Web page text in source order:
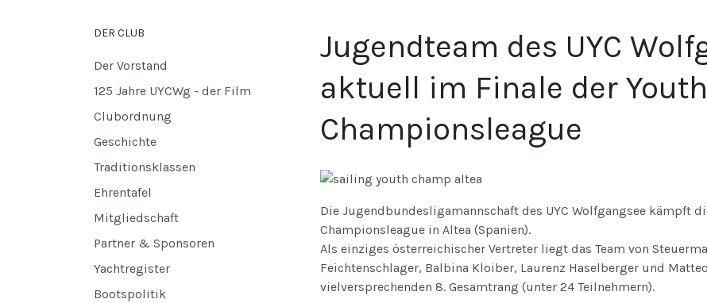
Jugendteam des UYC
aktuell im Finale der
Championsleague
Die Jugendbundesligamannschaft des UYC Wolfgangsee kämpft
Championsleague in Altea (Spanien).
Als einziges österreichischer Vertreter liegt das Team von
Feichtenschlager, Balbina Kloiber, Laurenz Haselberger und
vielversprechenden 8. Gesamtrang (unter 24 Teilnehmern).
DER CLUB
Der Vorstand
125 Jahre UYCWg - der Film
Clubordnung
Geschichte
Traditionsklassen
Ehrentafel
Mitgliedschaft
Partner & Sponsoren
Yachtregister
Bootspolitik